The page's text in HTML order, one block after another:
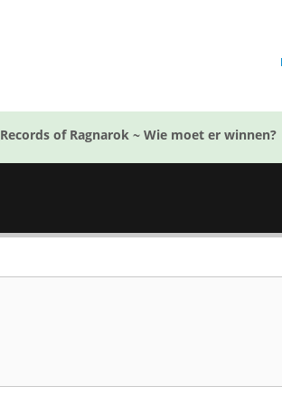
Records of Ragnarok ~ Wie moet er winnen?